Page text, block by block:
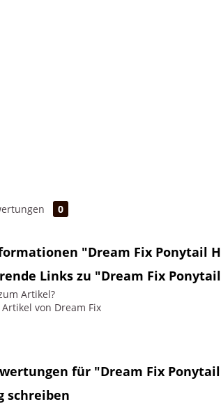
0
"Dream Fix Ponytail
Links zu "Dream Fix
Artikel?
von Dream Fix
für "Dream Fix
schreiben